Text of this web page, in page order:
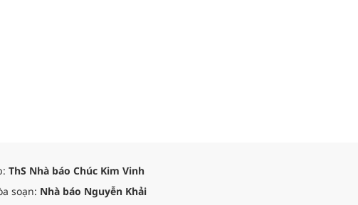
ThS Nhà báo Chúc Kim Vinh
soạn: Nhà báo Nguyễn Khải